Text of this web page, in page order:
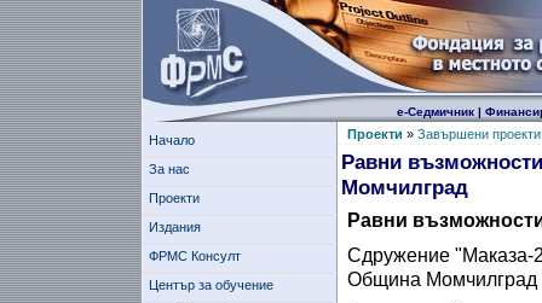
е-Седмичник|
Начало
За нас
Проекти
Издания
ФРМС Консулт
Център за обучение
Проекти » Завършени проекти
Равни
Момчилград
Равни
Сдружение "Маказа-
Община Момчилград